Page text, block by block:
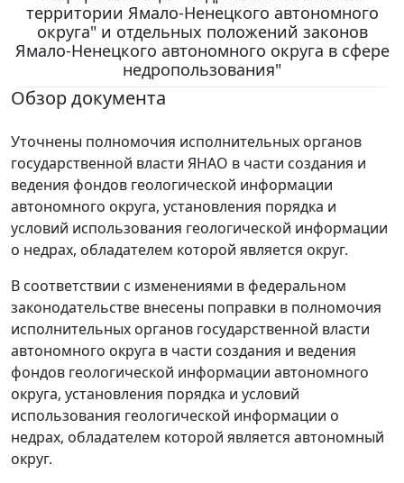
территории Ямало-Ненецкого автономного
округа" и отдельных положений законов
Ямало-Ненецкого автономного округа в сфере
недропользования"
Обзор документа
Уточнены полномочия исполнительных органов
государственной власти ЯНАО в части создания и
ведения фондов геологической информации
автономного округа, установления порядка и
условий использования геологической информации
о недрах, обладателем которой является округ.
В соответствии с изменениями в федеральном
законодательстве внесены поправки в полномочия
исполнительных органов государственной власти
автономного округа в части создания и ведения
фондов геологической информации автономного
округа, установления порядка и условий
использования геологической информации о
недрах, обладателем которой является автономный
округ.